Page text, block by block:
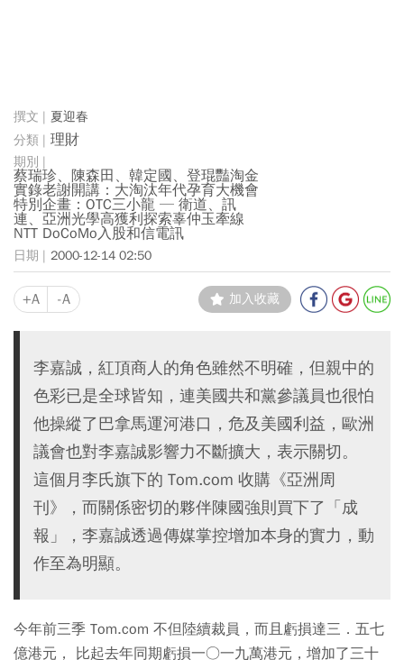
夏迎春
理財
蔡瑞珍、陳森田、韓定國、登琨豔淘金
實錄老謝開講：大淘汰年代孕育大機會
特別企畫：OTC三小龍 ─ 衛道、訊
連、亞洲光學高獲利探索辜仲玉牽線
NTT DoCoMo入股和信電訊
2000-12-14 02:50
+A -A 加入收藏
李嘉誠，紅頂商人的角色雖然不明確，但親中的
色彩已是全球皆知，連美國共和黨參議員也很怕
他操縱了巴拿馬運河港口，危及美國利益，歐洲
議會也對李嘉誠影響力不斷擴大，表示關切。
這個月李氏旗下的 Tom.com 收購《亞洲周
刊》，而關係密切的夥伴陳國強則買下了「成
報」，李嘉誠透過傳媒掌控增加本身的實力，動
作至為明顯。
今年前三季 Tom.com 不但陸續裁員，而且虧損達三．五七
億港元， 比起去年同期虧損一○一九萬港元，增加了三十